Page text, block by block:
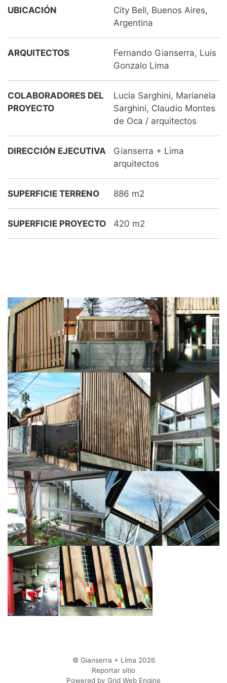
UBICACIÓN
City Bell, Buenos Aires,
Argentina
ARQUITECTOS
Fernando Gianserra, Luis
Gonzalo Lima
COLABORADORES DEL
PROYECTO
Lucia Sarghini, Marianela
Sarghini, Claudio Montes
de Oca / arquitectos
DIRECCIÓN EJECUTIVA
Gianserra + Lima
arquitectos
SUPERFICIE TERRENO 886 m2
SUPERFICIE PROYECTO 420 m2
© Gianserra + Lima 2026
Reportar sitio
Powered by Grid Web Engine